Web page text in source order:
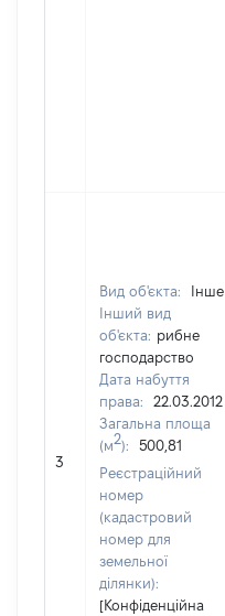
3
Вид об'єкта:
Інше
Інший вид
об'єкта: рибне
господарство
Дата набуття
права:
22.03.2012
Загальна площа
(м2):
500,81
Реєстраційний
номер
(кадастровий
номер для
земельної
ділянки):
[Конфіденційна